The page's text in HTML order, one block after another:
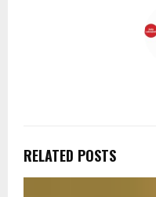
RELATED POSTS